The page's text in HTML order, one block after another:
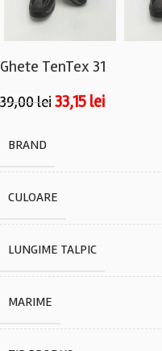
Ghete TenTex 31
39,00lei33,15 lei
BRAND
CULOARE
LUNGIME TALPIC
MARIME